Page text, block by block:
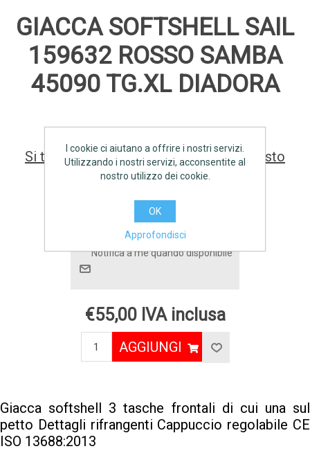
GIACCA SOFTSHELL SAIL
159632 ROSSO SAMBA
45090 TG.XL DIADORA
Si tratta della prima recensione per questo
prodotto
Produttore:
Disponibilità:Prodotto non disponibile.
Notifica a me quando disponibile
€55,00 IVA inclusa
AGGIUNGI
Giacca softshell 3 tasche frontali di cui una sul
petto Dettagli rifrangenti Cappuccio regolabile CE
ISO 13688:2013
I cookie ci aiutano a offrire i nostri servizi.
Utilizzando i nostri servizi, acconsentite al
nostro utilizzo dei cookie.
OK
Approfondisci